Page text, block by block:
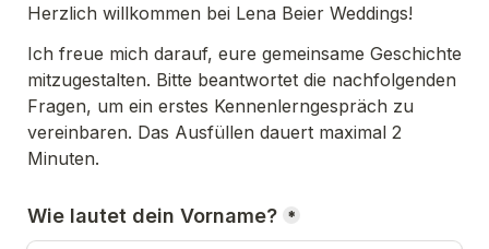
Herzlich willkommen bei Lena Beier Weddings!
Ich freue mich darauf, eure gemeinsame Geschichte
mitzugestalten. Bitte beantwortet die nachfolgenden
Fragen, um ein erstes Kennenlerngespräch zu
vereinbaren. Das Ausfüllen dauert maximal 2
Minuten.
Wie lautet dein Vorname? *